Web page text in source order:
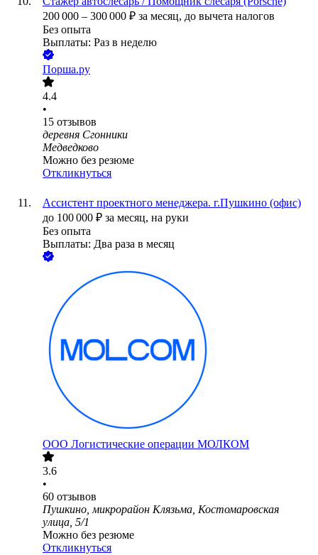
200 000 – 300 000 ₽ за месяц, до вычета налогов
Без опыта
Выплаты: Раз в неделю
Порша.ру
4.4
•
15 отзывов
деревня Сгонники
Медведково
Можно без резюме
Откликнуться
Ассистент проектного менеджера. г.Пушкино (офис)
до 100 000 ₽ за месяц, на руки
Без опыта
Выплаты: Два раза в месяц
ООО Логистические операции МОЛКОМ
3.6
•
60 отзывов
Пушкино, микрорайон Клязьма, Костомаровская
улица, 5/1
Можно без резюме
Откликнуться